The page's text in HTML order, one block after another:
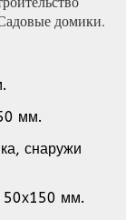
домики.
мм.
снаружи
50х150 мм.